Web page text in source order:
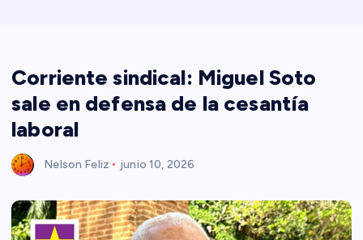
Corriente sindical: Miguel Soto
sale en defensa de la cesantía
laboral
Nelson Feliz junio 10, 2026